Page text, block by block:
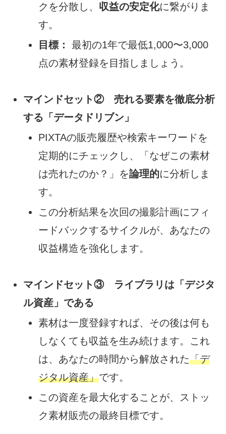
クを分散し、 収益の安定化に繋がりま
す。
目標：
最初の1年で最低1,000〜3,000
点の素材登録を目指しましょう。
マインドセット② 売れる要素を徹底分析
する「データドリブン」
PIXTAの販売履歴や検索キーワードを
定期的にチェックし、「なぜこの素材
は売れたのか？」を論理的に分析しま
す。
この分析結果を次回の撮影計画にフィ
ードバックするサイクルが、あなたの
収益構造を強化します。
マインドセット③ ライブラリは「デジタ
ル資産」である
素材は一度登録すれば、その後は何も
しなくても収益を生み続けます。これ
は、あなたの時間から解放された「デ
ジタル資産」です。
この資産を最大化することが、ストッ
ク素材販売の最終目標です。